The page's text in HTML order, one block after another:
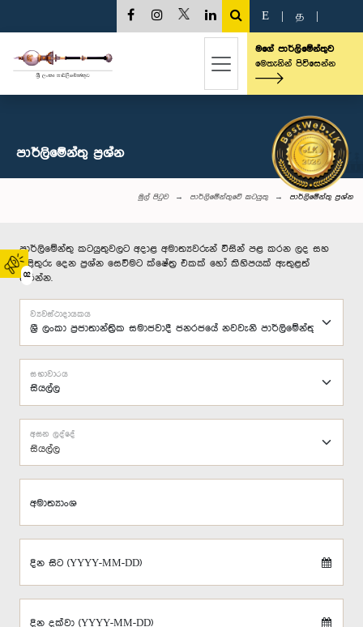
02
E த
මගේ පාර්ලිමේන්තුව
මෙතැනින් පිවිසෙන්න
පාර්ලි‌මේන්තු‌ ප්‍රශ්න
මුල් පිටුව පාර්ලිමේන්තුවේ කටයුතු පාර්ලි‌මේන්තු‌ ප්‍රශ්න
පාර්ලිමේන්තු කටයුතුවලට අදාළ අමාත්‍යවරුන් විසින් පළ කරන ලද සහ
පිළිතුරු දෙන ප්‍රශ්න සෙවීමට ක්ෂේත්‍ර එකක් හෝ කිහිපයක් ඇතුළත්
කරන්න.
ව්‍යවස්ථාදායකය
සභාවාරය
සියල්ල
අසන ලද්දේ
අමාත්‍යාංශ
දින සිට (YYYY-MM-DD)
දින දක්වා (YYYY-MM-DD)